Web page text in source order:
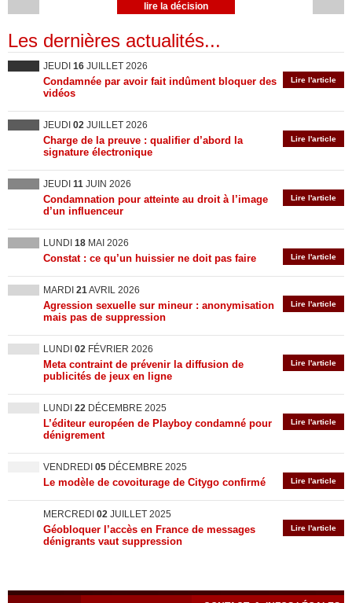
lire la décision
Les dernières actualités...
JEUDI 16 JUILLET 2026
Lire l'article
Condamnée par avoir fait indûment bloquer des
vidéos
JEUDI 02 JUILLET 2026
Lire l'article
Charge de la preuve : qualifier d’abord la
signature électronique
JEUDI 11 JUIN 2026
Lire l'article
Condamnation pour atteinte au droit à l’image
d’un influenceur
LUNDI 18 MAI 2026
Lire l'article
Constat : ce qu’un huissier ne doit pas faire
MARDI 21AVRIL 2026
Lire l'article
Agression sexuelle sur mineur : anonymisation
mais pas de suppression
LUNDI 02 FÉVRIER 2026
Lire l'article
Meta contraint de prévenir la diffusion de
publicités de jeux en ligne
LUNDI 22 DÉCEMBRE 2025
Lire l'article
L’éditeur européen de Playboy condamné pour
dénigrement
VENDREDI 05 DÉCEMBRE 2025
Lire l'article
Le modèle de covoiturage de Citygo confirmé
MERCREDI 02 JUILLET 2025
Lire l'article
Géobloquer l’accès en France de messages
dénigrants vaut suppression